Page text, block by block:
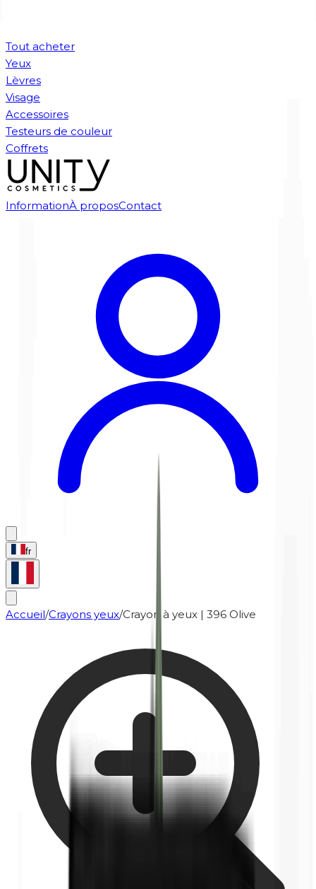
Tout acheter
Yeux
Lèvres
Visage
Accessoires
Testeurs de couleur
Coffrets
InformationÀ proposContact
fr
Accueil/Crayons yeux/Crayon à yeux | 396 Olive